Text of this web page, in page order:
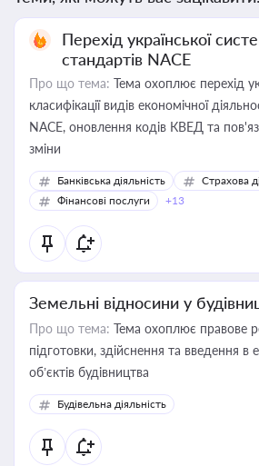
Перехід української
стандартів NACE
Про що тема: Тема охоплює перехід
класифікації видів економічної
NACE, оновлення кодів КВЕД та
зміни
Банківська діяльність
Страхова
Фінансові послуги
+13
Земельні відносини у
Про що тема: Тема охоплює правове
підготовки, здійснення та введення в
об’єктів будівництва
Будівельна діяльність